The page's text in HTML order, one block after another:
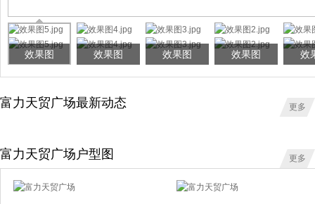
效果图 效果图 效果图 效果图 效
富力天贸广场最新动态 更多
富力天贸广场户型图 更多